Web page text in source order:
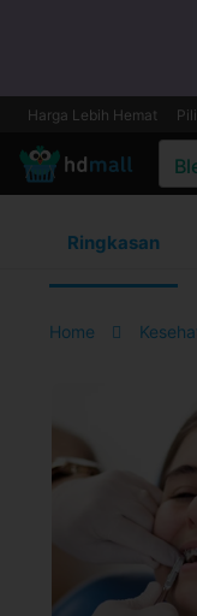
Harga Lebih Hemat
Ringkasan
Home